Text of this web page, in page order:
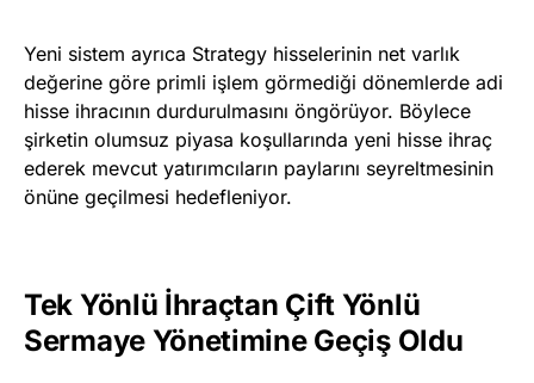
Yeni sistem ayrıca Strategy hisselerinin net varlık
değerine göre primli işlem görmediği dönemlerde adi
hisse ihracının durdurulmasını öngörüyor. Böylece
şirketin olumsuz piyasa koşullarında yeni hisse ihraç
ederek mevcut yatırımcıların paylarını seyreltmesinin
önüne geçilmesi hedefleniyor.
Tek Yönlü İhraçtan Çift Yönlü
Sermaye Yönetimine Geçiş Oldu